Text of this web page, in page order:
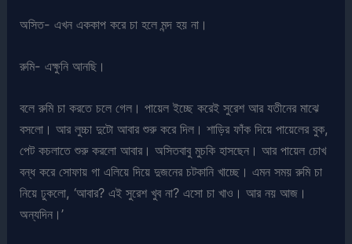
অসিত- এখন এককাপ করে চা হলে মন্দ হয় না।
রুমি- এক্ষুনি আনছি।
বলে রুমি চা করতে চলে গেল। পায়েল ইচ্ছে করেই সুরেশ আর যতীনের মাঝে
বসলো। আর লুচ্চা দুটো আবার শুরু করে দিল। শাড়ির ফাঁক দিয়ে পায়েলের বুক,
পেট কচলাতে শুরু করলো আবার। অসিতবাবু মুচকি হাসছেন। আর পায়েল চোখ
বন্ধ করে সোফায় গা এলিয়ে দিয়ে দুজনের চটকানি খাচ্ছে। এমন সময় রুমি চা
নিয়ে ঢুকলো, ‘আবার? এই সুরেশ খুব না? এসো চা খাও। আর নয় আজ।
অন্যদিন।’